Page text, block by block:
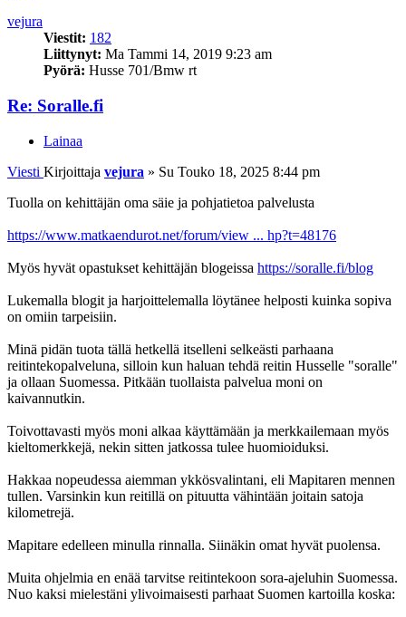
vejura
Viestit: 182
Liittynyt: Ma Tammi 14, 2019 9:23 am
Pyörä: Husse 701/Bmw rt
Re: Soralle.fi
Lainaa
Viesti Kirjoittaja vejura » Su Touko 18, 2025 8:44 pm
Tuolla on kehittäjän oma säie ja pohjatietoa palvelusta
https://www.matkaendurot.net/forum/view ... hp?t=48176
Myös hyvät opastukset kehittäjän blogeissa https://soralle.fi/blog
Lukemalla blogit ja harjoittelemalla löytänee helposti kuinka sopiva
on omiin tarpeisiin.
Minä pidän tuota tällä hetkellä itselleni selkeästi parhaana
reitintekopalveluna, silloin kun haluan tehdä reitin Husselle "soralle"
ja ollaan Suomessa. Pitkään tuollaista palvelua moni on
kaivannutkin.
Toivottavasti myös moni alkaa käyttämään ja merkkailemaan myös
kieltomerkkejä, nekin sitten jatkossa tulee huomioiduksi.
Hakkaa nopeudessa aiemman ykkösvalintani, eli Mapitaren mennen
tullen. Varsinkin kun reitillä on pituutta vähintään joitain satoja
kilometrejä.
Mapitare edelleen minulla rinnalla. Siinäkin omat hyvät puolensa.
Muita ohjelmia en enää tarvitse reitintekoon sora-ajeluhin Suomessa.
Nuo kaksi mielestäni ylivoimaisesti parhaat Suomen kartoilla koska: